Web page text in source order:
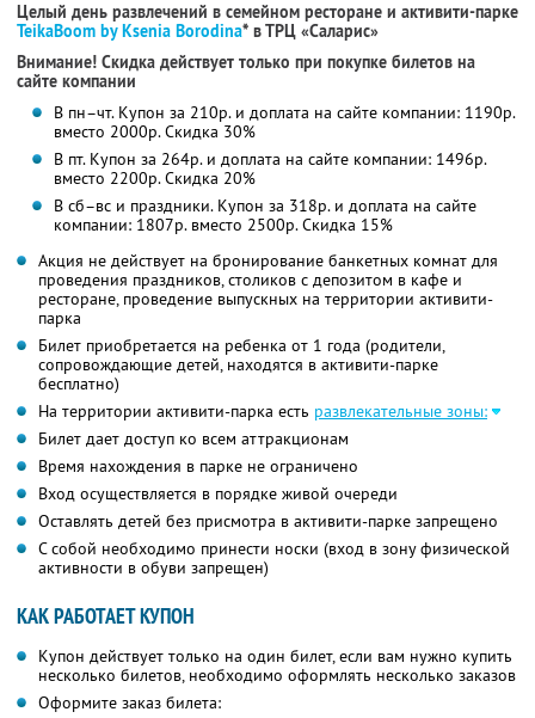
Целый день развлечений в семейном ресторане и активити-парке
TeikaBoom by Ksenia Borodina* в ТРЦ «Саларис»
Внимание! Скидка действует только при покупке билетов на
сайте компании
В пн–чт. Купон за 210р. и доплата на сайте компании: 1190р.
вместо 2000р.Скидка 30%
В пт. Купон за 264р. и доплата на сайте компании: 1496р.
вместо 2200р.Скидка 20%
В сб–вс и праздники. Купон за 318р. и доплата на сайте
компании: 1807р. вместо 2500р.Скидка 15%
Акция не действует на бронирование банкетных комнат для
проведения праздников, столиков с депозитом в кафе и
ресторане, проведение выпускных на территории активити-
парка
Билет приобретается на ребенка от 1 года (родители,
сопровождающие детей, находятся в активити-парке
бесплатно)
На территории активити-парка есть развлекательные зоны:
Билет дает доступ ко всем аттракционам
Время нахождения в парке не ограничено
Вход осуществляется в порядке живой очереди
Оставлять детей без присмотра в активити-парке запрещено
С собой необходимо принести носки (вход в зону физической
активности в обуви запрещен)
КАК РАБОТАЕТ КУПОН
Купон действует только на один билет, если вам нужно купить
несколько билетов, необходимо оформлять несколько заказов
Оформите заказ билета: